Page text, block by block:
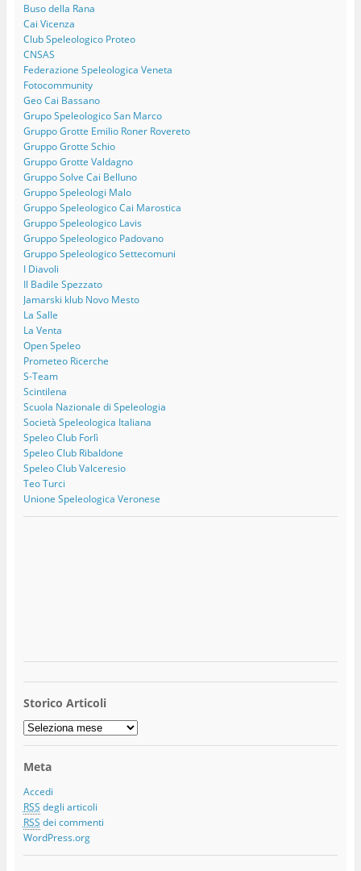
Buso della Rana
Cai Vicenza
Club Speleologico Proteo
CNSAS
Federazione Speleologica Veneta
Fotocommunity
Geo Cai Bassano
Grupo Speleologico San Marco
Gruppo Grotte Emilio Roner Rovereto
Gruppo Grotte Schio
Gruppo Grotte Valdagno
Gruppo Solve Cai Belluno
Gruppo Speleologi Malo
Gruppo Speleologico Cai Marostica
Gruppo Speleologico Lavis
Gruppo Speleologico Padovano
Gruppo Speleologico Settecomuni
I Diavoli
Il Badile Spezzato
Jamarski klub Novo Mesto
La Salle
La Venta
Open Speleo
Prometeo Ricerche
S-Team
Scintilena
Scuola Nazionale di Speleologia
Società Speleologica Italiana
Speleo Club Forlì
Speleo Club Ribaldone
Speleo Club Valceresio
Teo Turci
Unione Speleologica Veronese
Storico Articoli
Storico
Articoli
Meta
Accedi
RSS degli articoli
RSS dei commenti
WordPress.org